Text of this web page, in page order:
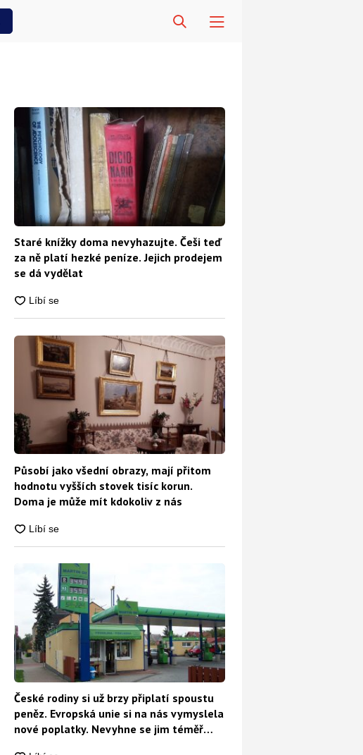
Staré knížky doma nevyhazujte. Češi teď
za ně platí hezké peníze. Jejich prodejem
se dá vydělat
Působí jako všední obrazy, mají přitom
hodnotu vyšších stovek tisíc korun.
Doma je může mít kdokoliv z nás
České rodiny si už brzy připlatí spoustu
peněz. Evropská unie si na nás vymyslela
nové poplatky. Nevyhne se jim téměř